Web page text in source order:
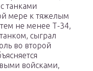
танками
мере к тяжелым
не менее Т-34,
сыграл
во второй
войсками,